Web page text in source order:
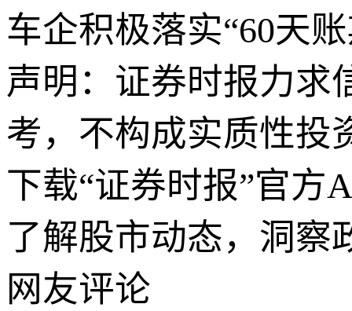
车企积极落实“60天
声明：证券时报力求
考，不构成实质性投
下载“证券时报”官方
了解股市动态，洞察
网友评论